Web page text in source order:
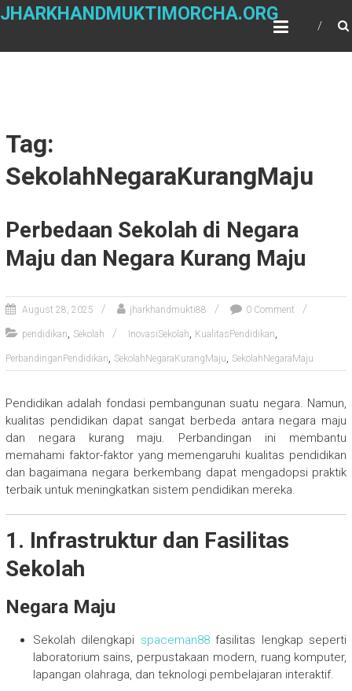
Skip
JHARKHANDMUKTIMORCHA.ORG
Tag:
SekolahNegaraKurangMaju
Perbedaan Sekolah di Negara
Maju dan Negara Kurang Maju
August 28, 2025 jharkhandmukti88 0 Comment
pendidikan, Sekolah InovasiSekolah, KualitasPendidikan,
PerbandinganPendidikan, SekolahNegaraKurangMaju, SekolahNegaraMaju
Pendidikan adalah fondasi pembangunan suatu negara. Namun,
kualitas pendidikan dapat sangat berbeda antara negara maju
dan negara kurang maju. Perbandingan ini membantu
memahami faktor-faktor yang memengaruhi kualitas pendidikan
dan bagaimana negara berkembang dapat mengadopsi praktik
terbaik untuk meningkatkan sistem pendidikan mereka.
1. Infrastruktur dan Fasilitas
Sekolah
Negara Maju
Sekolah dilengkapi spaceman88fasilitas lengkap seperti
laboratorium sains, perpustakaan modern, ruang komputer,
lapangan olahraga, dan teknologi pembelajaran interaktif.